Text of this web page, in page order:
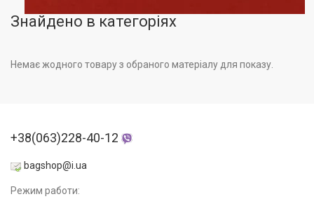
Знайдено в категоріях
Немає жодного товару з обраного матеріалу для показу.
+38(063)228-40-12
bagshop@i.ua
Режим работи: